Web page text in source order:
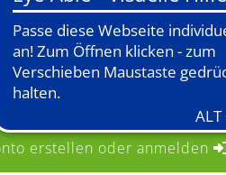
erstellen oder anmelden